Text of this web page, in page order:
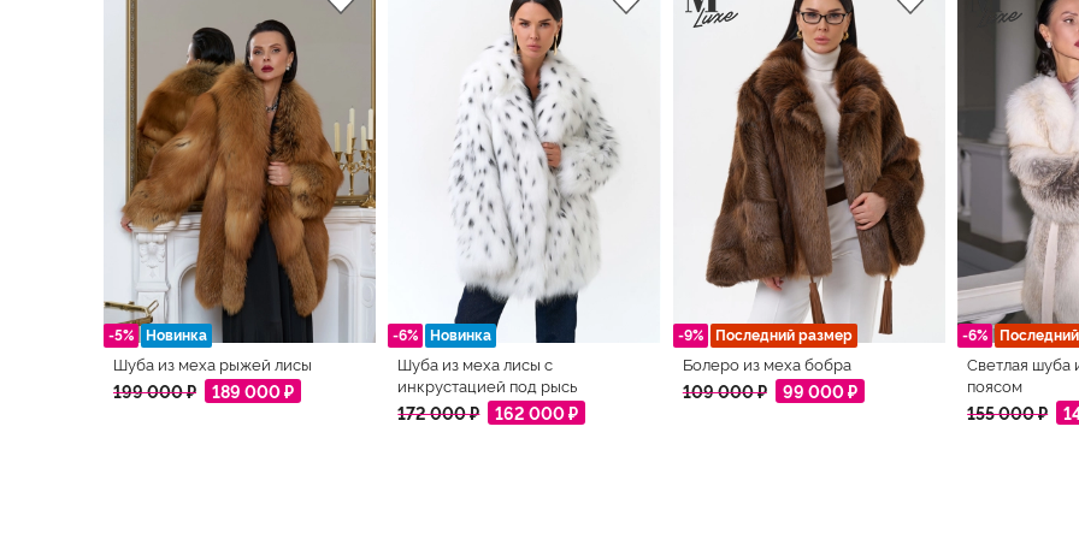
-5% Новинка
Шуба из меха рыжей лисы
199 000 ₽ 189 000 ₽
-6% Новинка
Шуба из меха лисы с
инкрустацией под рысь
172 000 ₽ 162 000 ₽
-9% Последний размер
Болеро из меха бобра
109 000 ₽ 99 000 ₽
-6%
Светлая шуба
поясом
155 000 ₽